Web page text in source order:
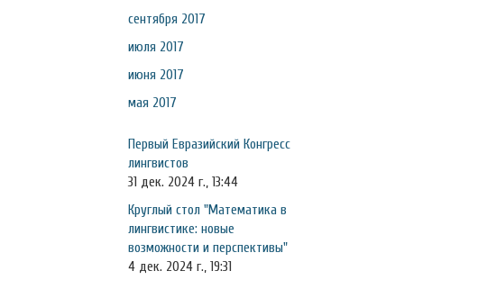
сентября 2017
июля 2017
июня 2017
мая 2017
Первый Евразийский Конгресс
лингвистов
31 дек. 2024 г., 13:44
Круглый стол "Математика в
лингвистике: новые
возможности и перспективы"
4 дек. 2024 г., 19:31